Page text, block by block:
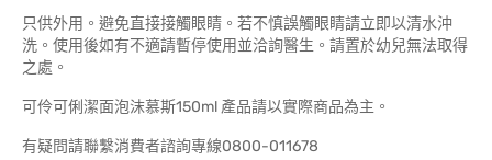
只供外用。避免直接接觸眼睛。若不慎誤觸眼睛請立即以清水沖
洗。使用後如有不適請暫停使用並洽詢醫生。請置於幼兒無法取得
之處。
可伶可俐潔面泡沫慕斯150ml 產品請以實際商品為主。
有疑問請聯繫消費者諮詢專線0800-011678